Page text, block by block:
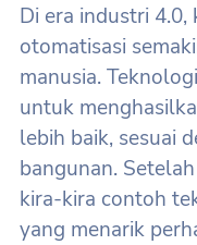
Di era industri
otomatisasi
manusia.
untuk
lebih baik, sesuai
bangunan.
kira-kira contoh
yang menarik